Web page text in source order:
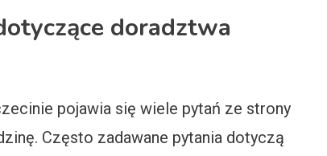
doradztwa
pojawia się wiele pytań ze strony
Często zadawane pytania dotyczą